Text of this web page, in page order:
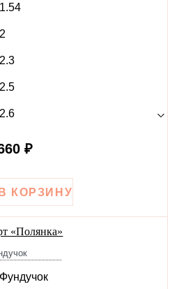
1.54
2
2.3
2.5
2.6
₽
«Полянка»
Фундучок